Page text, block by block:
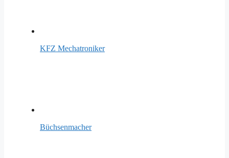
KFZ Mechatroniker
Büchsenmacher